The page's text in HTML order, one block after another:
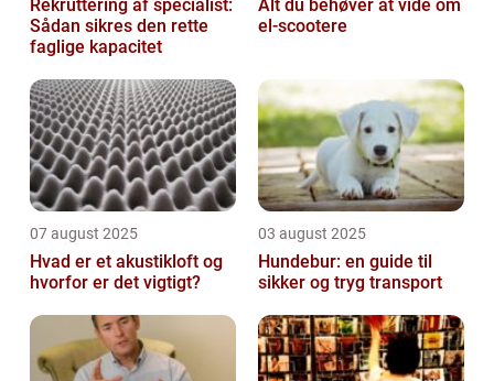
Rekruttering af specialist:
Sådan sikres den rette
faglige kapacitet
Alt du behøver at vide om
el-scootere
07 august 2025
Hvad er et akustikloft og
hvorfor er det vigtigt?
03 august 2025
Hundebur: en guide til
sikker og tryg transport